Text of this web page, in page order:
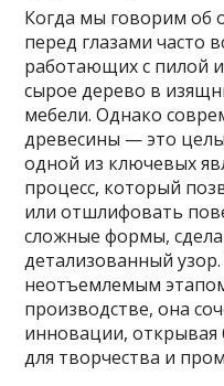
Когда мы говорим об
перед глазами часто
работающих с пилой
сырое дерево в
мебели. Однако
древесины — это
одной из ключевых
процесс, который
или отшлифовать
сложные формы,
детализованный
неотъемлемым
производстве, она
инновации, открывая
для творчества и